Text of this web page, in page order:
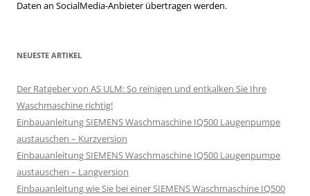
Daten an SocialMedia-Anbieter übertragen werden.
NEUESTE ARTIKEL
Der Ratgeber von AS ULM: So reinigen und entkalken Sie Ihre
Waschmaschine richtig!
Einbauanleitung SIEMENS Waschmaschine IQ500 Laugenpumpe
austauschen – Kurzversion
Einbauanleitung SIEMENS Waschmaschine IQ500 Laugenpumpe
austauschen – Langversion
Einbauanleitung wie Sie bei einer SIEMENS Waschmaschine IQ500